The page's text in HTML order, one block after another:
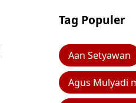
Tag Populer
Aan Setyawan
Agus Mulyadi